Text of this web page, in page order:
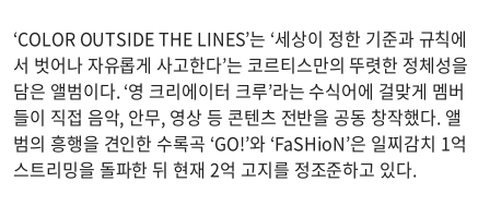
‘COLOR OUTSIDE THE LINES’는 ‘세상이 정한 기준과 규칙에
서 벗어나 자유롭게 사고한다’는 코르티스만의 뚜렷한 정체성을
담은 앨범이다. ‘영 크리에이터 크루’라는 수식어에 걸맞게 멤버
들이 직접 음악, 안무, 영상 등 콘텐츠 전반을 공동 창작했다. 앨
범의 흥행을 견인한 수록곡 ‘GO!’와 ‘FaSHioN’은 일찌감치 1억
스트리밍을 돌파한 뒤 현재 2억 고지를 정조준하고 있다.